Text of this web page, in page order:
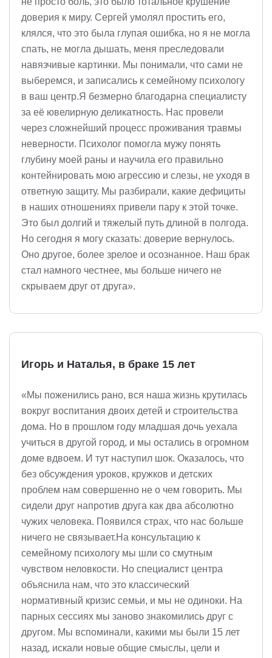
доверия к миру. Сергей умолял простить его,
клялся, что это была глупая ошибка, но я не могла
спать, не могла дышать, меня преследовали
навязчивые картинки. Мы понимали, что сами не
выберемся, и записались к семейному психологу
в ваш центр.Я безмерно благодарна специалисту
за её ювелирную деликатность. Нас провели
через сложнейший процесс проживания травмы
неверности. Психолог помогла мужу понять
глубину моей раны и научила его правильно
контейнировать мою агрессию и слезы, не уходя в
ответную защиту. Мы разбирали, какие дефициты
в наших отношениях привели пару к этой точке.
Это был долгий и тяжелый путь длиной в полгода.
Но сегодня я могу сказать: доверие вернулось.
Оно другое, более зрелое и осознанное. Наш брак
стал намного честнее, мы больше ничего не
скрываем друг от друга».
Игорь и Наталья, в браке 15 лет
«Мы поженились рано, вся наша жизнь крутилась
вокруг воспитания двоих детей и строительства
дома. Но в прошлом году младшая дочь уехала
учиться в другой город, и мы остались в огромном
доме вдвоем. И тут наступил шок. Оказалось, что
без обсуждения уроков, кружков и детских
проблем нам совершенно не о чем говорить. Мы
сидели друг напротив друга как два абсолютно
чужих человека. Появился страх, что нас больше
ничего не связывает.На консультацию к
семейному психологу мы шли со смутным
чувством неловкости. Но специалист центра
объяснила нам, что это классический
нормативный кризис семьи, и мы не одиноки. На
парных сессиях мы заново знакомились друг с
другом. Мы вспоминали, какими мы были 15 лет
назад, искали новые общие смыслы, цели и